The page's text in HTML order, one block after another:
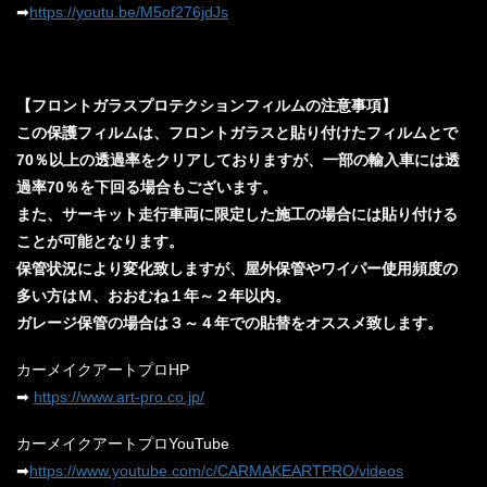
➡https://youtu.be/M5of276jdJs
【フロントガラスプロテクションフィルムの注意事項】
この保護フィルムは、フロントガラスと貼り付けたフィルムとで
70％以上の透過率をクリアしておりますが、一部の輸入車には透
過率70％を下回る場合もございます。
また、サーキット走行車両に限定した施工の場合には貼り付ける
ことが可能となります。
保管状況により変化致しますが、屋外保管やワイパー使用頻度の
多い方はＭ、おおむね１年～２年以内。
ガレージ保管の場合は３～４年での貼替をオススメ致します。
カーメイクアートプロHP
➡ https://www.art-pro.co.jp/
カーメイクアートプロYouTube
➡https://www.youtube.com/c/CARMAKEARTPRO/videos